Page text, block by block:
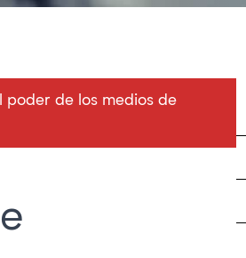
poder de los medios de